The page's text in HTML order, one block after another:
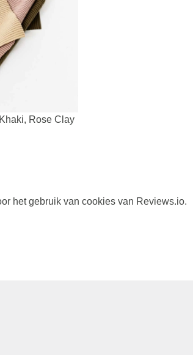
Rose Clay
het gebruik van cookies van Reviews.io.